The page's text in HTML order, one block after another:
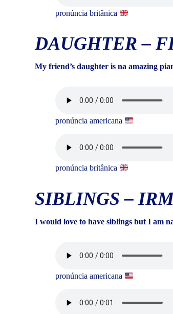
pronúncia britânica
DAUGHTER –
My friend’s daughter is na amazing
pronúncia americana
pronúncia britânica
SIBLINGS –
I would love to have siblings but I am
pronúncia americana